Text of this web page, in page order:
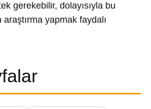
gerekebilir, dolayısıyla bu
yapmak faydalı